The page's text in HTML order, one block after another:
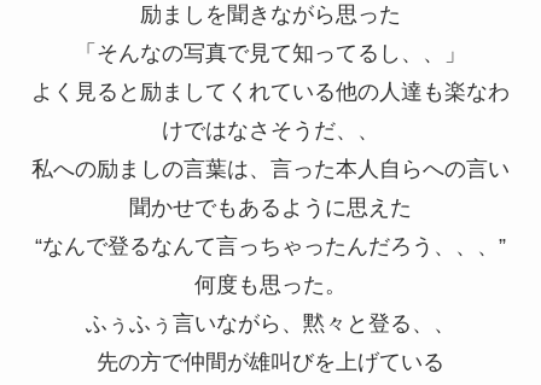
励ましを聞きながら思った
「そんなの写真で見て知ってるし、、」
よく見ると励ましてくれている他の人達も楽なわ
けではなさそうだ、、
私への励ましの言葉は、言った本人自らへの言い
聞かせでもあるように思えた
“なんで登るなんて言っちゃったんだろう、、、”
何度も思った。
ふぅふぅ言いながら、黙々と登る、、
先の方で仲間が雄叫びを上げている